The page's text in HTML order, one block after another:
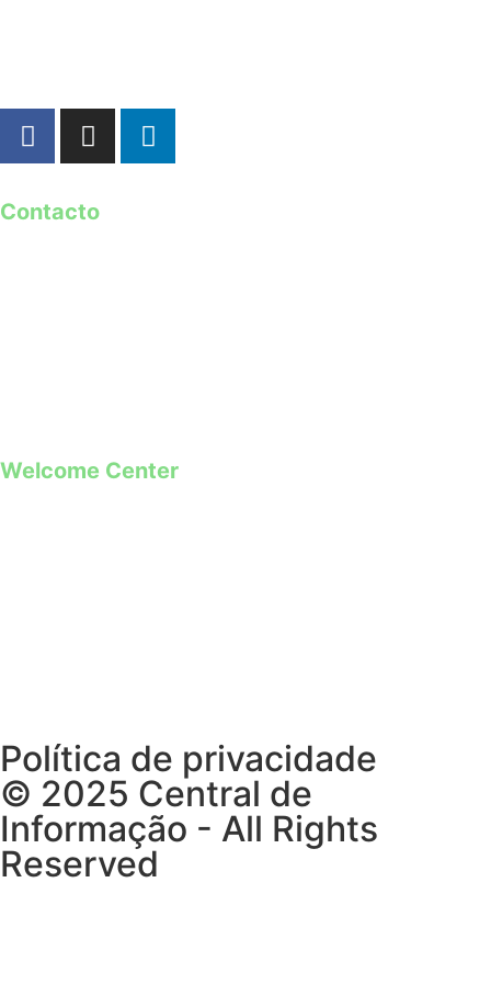
Contacto
Welcome Center
Política de privacidade
© 2025 Central de
Informação - All Rights
Reserved